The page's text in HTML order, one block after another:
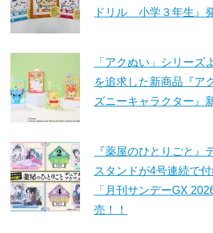
ドリル 小学３年生』
「アクぬい」シリーズ
を追求した新商品『ア
ズニーキャラクター』
『薬屋のひとりごと』
スタンドが4号連続で
「月刊サンデーGX
売！！